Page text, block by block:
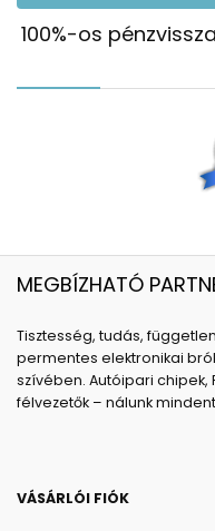
100%-os
MEGBÍZHATÓ
Tisztesség, tudás,
permentes elektronikai
szívében. Autóipari chipek,
félvezetők – nálunk
VÁSÁRLÓI FIÓK